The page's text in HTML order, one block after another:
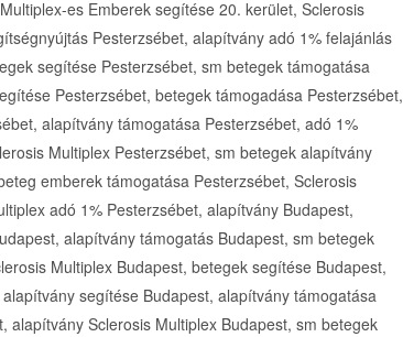
es Emberek segítése 20. kerület, Sclerosis
Pesterzsébet, alapítvány adó 1% felajánlás
segítése Pesterzsébet, sm betegek támogatása
Pesterzsébet, betegek támogadása Pesterzsébet,
alapítvány támogatása Pesterzsébet, adó 1%
Multiplex Pesterzsébet, sm betegek alapítvány
emberek támogatása Pesterzsébet, Sclerosis
adó 1% Pesterzsébet, alapítvány Budapest,
alapítvány támogatás Budapest, sm betegek
Multiplex Budapest, betegek segítése Budapest,
segítése Budapest, alapítvány támogatása
alapítvány Sclerosis Multiplex Budapest, sm betegek